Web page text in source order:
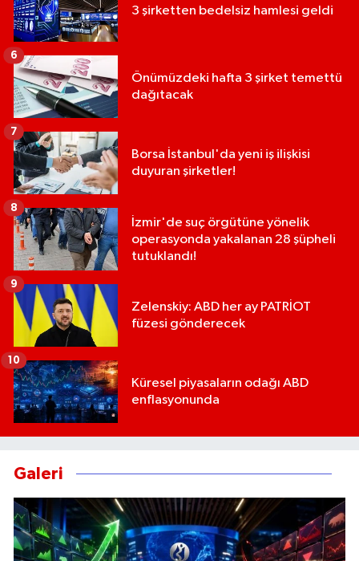
3 şirketten bedelsiz hamlesi geldi
Önümüzdeki hafta 3 şirket temettü
dağıtacak
6
Borsa İstanbul'da yeni iş ilişkisi
duyuran şirketler!
7
İzmir'de suç örgütüne yönelik
operasyonda yakalanan 28 şüpheli
tutuklandı!
8
Zelenskiy: ABD her ay PATRİOT
füzesi gönderecek
9
Küresel piyasaların odağı ABD
enflasyonunda
10
Galeri